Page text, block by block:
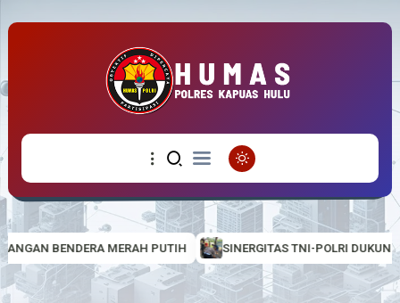
PUTIH SINERGITAS TNI-POLRI DUKUNG PROGRAM TMMD,